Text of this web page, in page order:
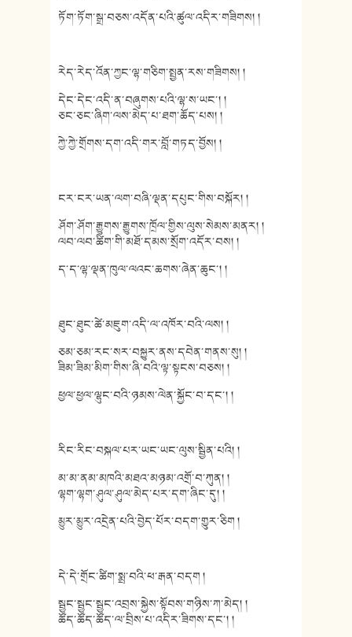
ཏོག་ཏོག་སྒྲ་བཅས་འདོན་པའི་ཚུལ་འདིར་གཟིགས། །
རེད་རེད་འོན་ཀྱང་ལྷ་གཅིག་སྤྱན་རས་གཟིགས། །
དེང་དེང་འདི་ན་བཞུགས་པའི་ལྷ་ས་ཡང་། །
ཅང་ཅང་ཞིག་ལས་མེད་པ་ཐག་ཆོད་པས། །
ཀྱེ་ཀྱེ་གྲོགས་དག་འདི་གར་བློ་གཏད་བྱོས། །
ངར་ངར་ཡན་ལག་བཞི་ལྡན་དཔུང་གིས་བསྐོར། །
ཤོག་ཤོག་རྒྱུགས་རྒྱུགས་ཁྲོལ་གྱིས་ལུས་སེམས་མནར། །
ལབ་ལབ་ཚིག་གི་མཐོ་དམས་སྲོག་འདོར་བས། །
ད་ད་ལྷ་ལྡན་ཁུལ་ལའང་ཆགས་ཞེན་ཆུང་། །
ཐུང་ཐུང་ཚེ་མཇུག་འདི་ལ་འཁོར་བའི་ལས། །
ཅམ་ཅམ་རང་སར་བསྐྱུར་ནས་དབེན་གནས་སུ། །
ཟིམ་ཟིམ་མིག་གིས་ཞི་བའི་ལྟ་སྟངས་བཅས། །
ཕྱལ་ཕྱལ་ལྷུང་བའི་ཉམས་ལེན་སྐྱོང་བ་དང་། །
རིང་རིང་བསྐལ་པར་ཡང་ཡང་ལུས་སྦྱིན་པའི། །
མ་མ་ནམ་མཁའི་མཐའ་མཉམ་འགྲོ་བ་ཀུན། །
ལྷག་ལྷག་ཤུལ་ཤུལ་མེད་པར་དག་ཞིང་དུ། །
མྱུར་མྱུར་འདྲེན་པའི་བྱེད་པོར་བདག་གྱུར་ཅིག །
དེ་དེ་གྲོང་ཚིག་སྨྲ་བའི་ཕ་རྒན་བདག །
སྦྱང་སྦྱང་སྦྱང་འབྲས་སྐྱེས་སྟོབས་གཉིས་ཀ་མེད། །
ཚོད་ཚོད་ཚོད་ལ་བྲིས་པ་འདིར་ཟིགས་དང་། །